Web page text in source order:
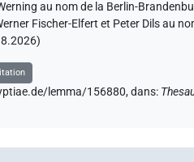
au nom de la Berlin-
Fischer-Elfert et Peter Dils au
)
lemma/156880,dans: